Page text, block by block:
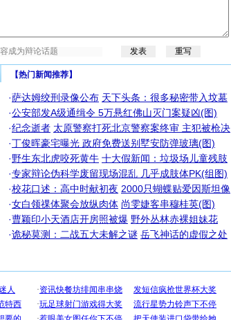
【热门新闻推荐】
·萨达姆绞刑录像公布 天下头条：很多秘密带入坟墓
·公安部发A级通缉令 5万悬红佛山灭门案疑凶(图)
·纪念逝者 太原警察打死北京警察案终审 主犯被枪决
·丁俊晖豪宅曝光 政府免费送别墅安防弹玻璃(图)
·野生东北虎咬死黄牛 十大假新闻：垃圾场儿童残肢
·专家辩论伪科学废留现场混乱 几乎成肢体PK(组图)
·校花口述：高中时献初夜 2000只蝴蝶贴爱因斯坦像
·女白领祼体聚会放纵肉体 尚雯婕客串穆桂英(图)
·曹颖印小天酒店开房照被爆 野外丛林赤裸姐妹花
·诡秘莫测：二战五大未解之谜 岳飞神话的虚假之处